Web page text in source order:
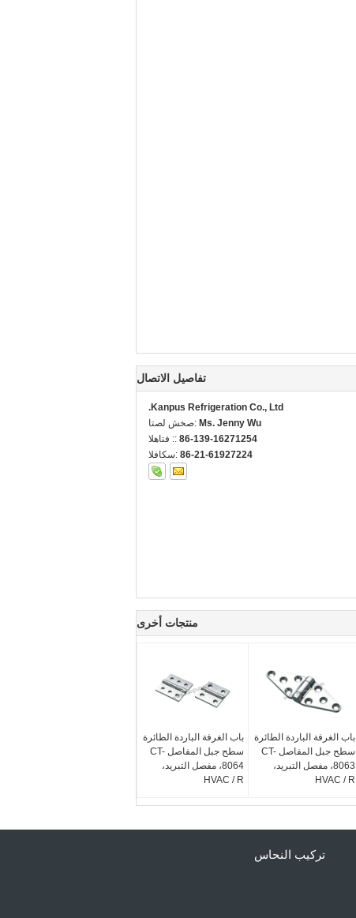
تفاصيل الاتصال
Kanpus Refrigeration Co., Ltd.
اتصل شخص: Ms. Jenny Wu
الهاتف :: 86-139-16271254
الفاكس: 86-21-61927224
منتجات أخرى
باب الغرفة الباردة الطائرة
سطح جبل المفاصل CT-
8064، مفصل التبريد،
HVAC / R
باب الغرفة الباردة الطائرة
سطح جبل المفاصل CT-
8063، مفصل التبريد،
HVAC / R
تركيب النحاس